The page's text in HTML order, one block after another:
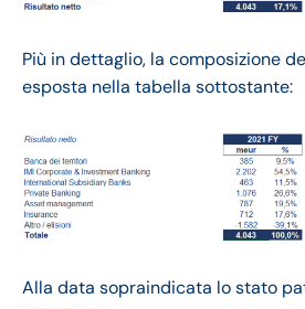
Più in dettaglio, la composizione
esposta nella tabella sottostante:
Alla data sopraindicata lo stato